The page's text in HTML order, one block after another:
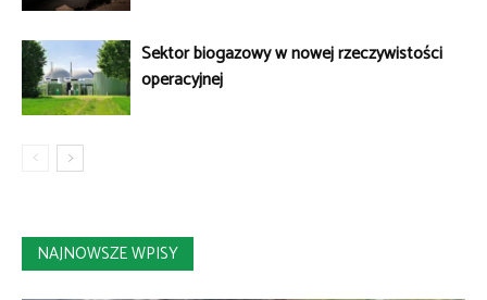
Sektor biogazowy w nowej rzeczywistości
operacyjnej
NAJNOWSZE WPISY